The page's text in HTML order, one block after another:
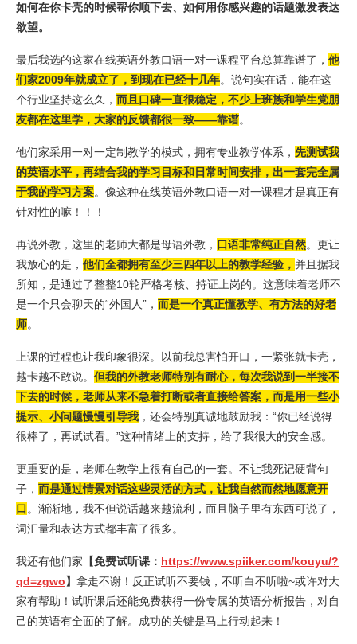
如何在你卡壳的时候帮你顺下去、如何用你感兴趣的话题激发表达
欲望。
最后我选的这家在线英语外教口语一对一课程平台总算靠谱了， 他
们家2009年就成立了，到现在已经十几年。说句实在话，能在这
个行业坚持这么久， 而且口碑一直很稳定，不少上班族和学生党朋
友都在这里学，大家的反馈都很一致——靠谱。
他们家采用一对一定制教学的模式，拥有专业教学体系， 先测试我
的英语水平，再结合我的学习目标和日常时间安排，出一套完全属
于我的学习方案。像这种在线英语外教口语一对一课程才是真正有
针对性的嘛！！！
再说外教，这里的老师大都是母语外教， 口语非常纯正自然。更让
我放心的是， 他们全都拥有至少三四年以上的教学经验， 并且据我
所知，是通过了整整10轮严格考核、持证上岗的。这意味着老师不
是一个只会聊天的“外国人”， 而是一个真正懂教学、有方法的好老
师。
上课的过程也让我印象很深。以前我总害怕开口，一紧张就卡壳，
越卡越不敢说。 但我的外教老师特别有耐心，每次我说到一半接不
下去的时候，老师从来不急着打断或者直接给答案，而是用一些小
提示、小问题慢慢引导我 ，还会特别真诚地鼓励我：“你已经说得
很棒了，再试试看。”这种情绪上的支持，给了我很大的安全感。
更重要的是，老师在教学上很有自己的一套。不让我死记硬背句
子， 而是通过情景对话这些灵活的方式，让我自然而然地愿意开
口 。渐渐地，我不但说话越来越流利，而且脑子里有东西可说了，
词汇量和表达方式都丰富了很多。
我还有他们家 【免费试听课： https://www.spiiker.com/kouyu/?
qd=zgwo】 拿走不谢！反正试听不要钱，不听白不听啦~或许对大
家有帮助！试听课后还能免费获得一份专属的英语分析报告，对自
己的英语有全面的了解。成功的关键是马上行动起来！